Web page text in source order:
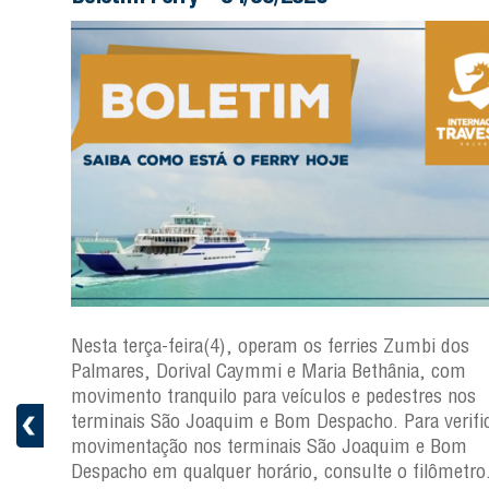
a
Nesta terça-feira(4), operam os ferries Zumbi dos
Palmares, Dorival Caymmi e Maria Bethânia, com
movimento tranquilo para veículos e pedestres nos
terminais São Joaquim e Bom Despacho. Para
movimentação nos terminais São Joaquim e Bom
Despacho em qualquer horário, consulte o